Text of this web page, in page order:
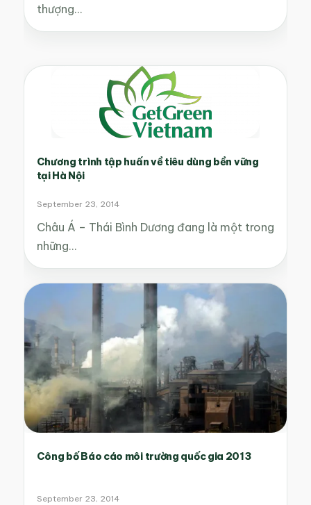
thượng…
Chương trình tập huấn về tiêu dùng bền vững
tại Hà Nội
September 23, 2014
Châu Á – Thái Bình Dương đang là một trong
những…
Công bố Báo cáo môi trường quốc gia 2013
September 23, 2014